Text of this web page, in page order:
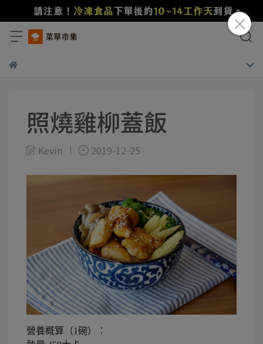
照燒雞柳蓋飯
Kevin 2019-12-25
營養概算（1碗）：